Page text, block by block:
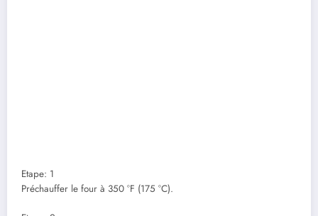
Etape: 1
Préchauffer le four à 350 °F (175 °C).